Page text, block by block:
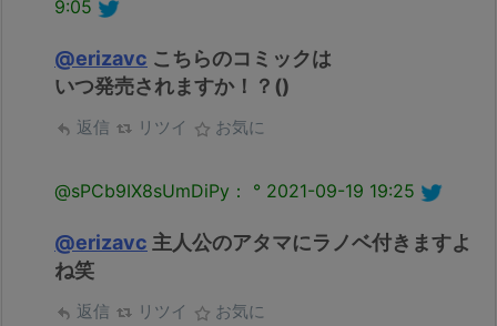
9:05
@erizavc こちらのコミックは
いつ発売されますか！？()
返信 リツイ お気に
@sPCb9IX8sUmDiPy： ° 2021-09-19 19:25
@erizavc 主人公のアタマにラノベ付きますよ
ね笑
返信 リツイ お気に